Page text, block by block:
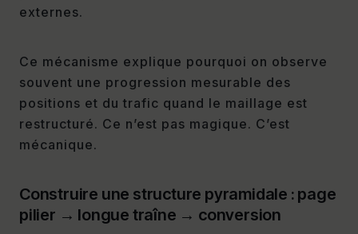
externes.
Ce mécanisme explique pourquoi on observe
souvent une progression mesurable des
positions et du trafic quand le maillage est
restructuré. Ce n’est pas magique. C’est
mécanique.
Construire une structure pyramidale : page
pilier → longue traîne → conversion